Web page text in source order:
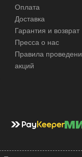
Оплата
Доставка
Гарантия и возврат
Пресса о нас
Правила
акций